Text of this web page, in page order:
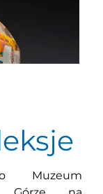
Muzeum